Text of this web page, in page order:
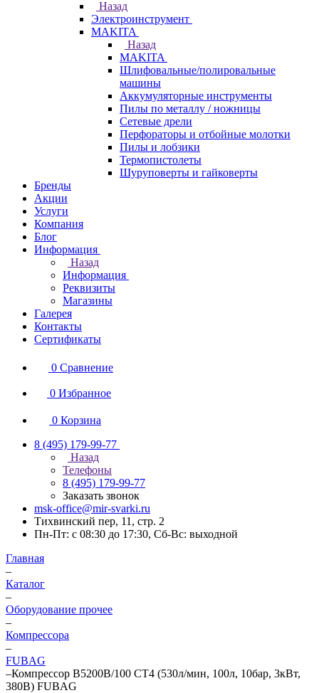
Назад
Электроинструмент
МAKITA
Назад
МAKITA
Шлифовальные/полировальные
машины
Аккумуляторные инструменты
Пилы по металлу / ножницы
Сетевые дрели
Перфораторы и отбойные молотки
Пилы и лобзики
Термопистолеты
Шуруповерты и гайковерты
Бренды
Акции
Услуги
Компания
Блог
Информация
Назад
Информация
Реквизиты
Магазины
Галерея
Контакты
Сертификаты
0 Сравнение
0 Избранное
0 Корзина
8 (495) 179-99-77
Назад
Телефоны
8 (495) 179-99-77
Заказать звонок
msk-office@mir-svarki.ru
Тихвинский пер, 11, стр. 2
Пн-Пт: с 08:30 до 17:30, Сб-Вс: выходной
Главная
–
Каталог
–
Оборудование прочее
–
Компрессора
–
FUBAG
–Компрессор B5200B/100 СТ4 (530л/мин, 100л, 10бар, 3кВт,
380В) FUBAG